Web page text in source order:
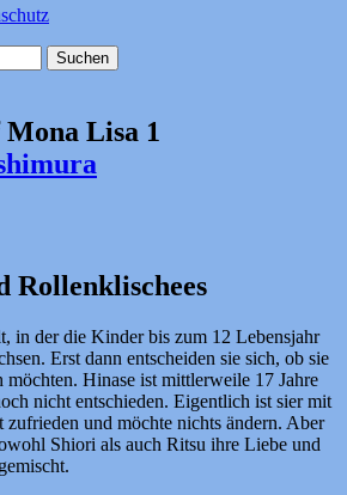
Lisa 1
Rollenklischees
in der die Kinder bis zum 12 Lebensjahr
Erst dann entscheiden sie sich, ob sie
Hinase ist mittlerweile 17 Jahre
nicht entschieden. Eigentlich ist sier mit
zufrieden und möchte nichts ändern. Aber
Shiori als auch Ritsu ihre Liebe und